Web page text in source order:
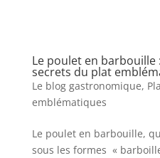
Le poulet en
secrets du plat
Le blog gastronomique,
emblématiques
Le poulet en barbouille,
sous les formes «